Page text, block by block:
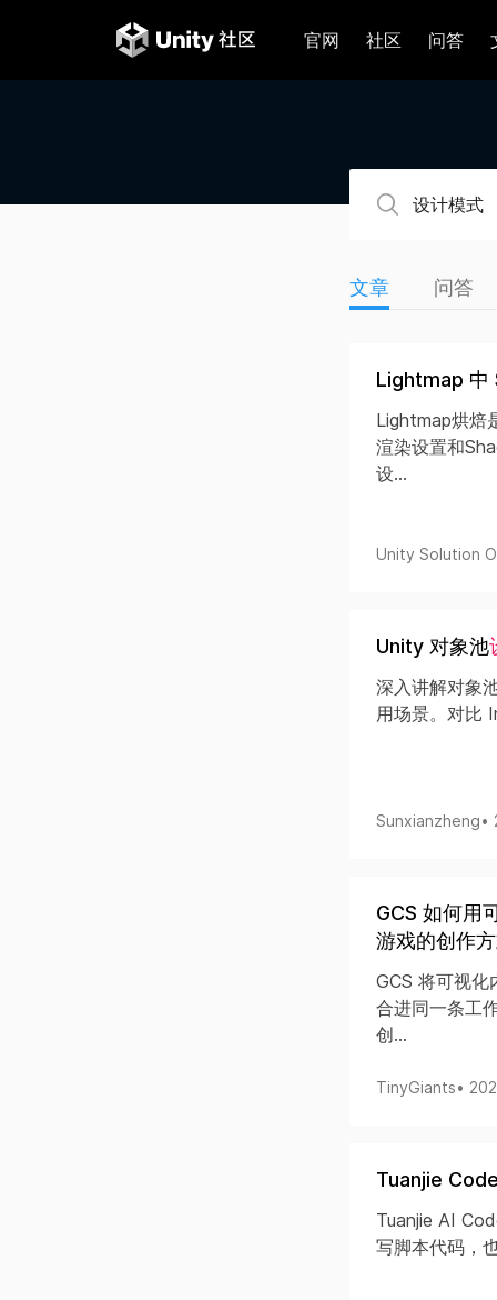
官网 社区 问答
文章 问答
Lightmap 中
Lightmap烘焙
渲染设置和
设...
Unity Solution
Unity 对象池
深入讲解对象
用场景。对比
Sunxianzheng•
GCS 如何用
游戏的创作
GCS 将可视
合进同一条工
创...
TinyGiants•
Tuanjie
Tuanjie AI
写脚本代码，